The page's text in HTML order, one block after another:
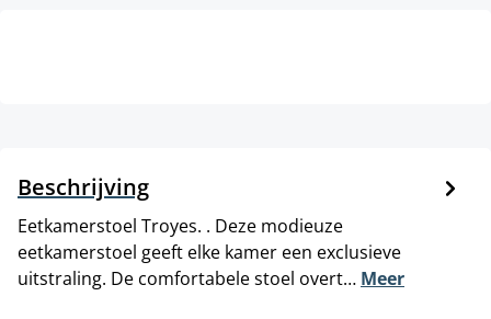
Beschrijving
Eetkamerstoel Troyes. . Deze modieuze
eetkamerstoel geeft elke kamer een exclusieve
uitstraling. De comfortabele stoel overt… Meer